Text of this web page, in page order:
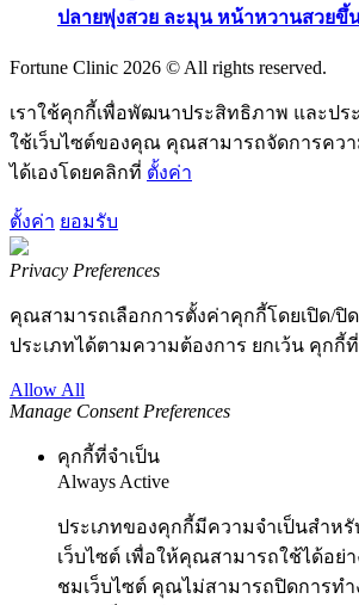
ปลายพุ่งสวย ละมุน หน้าหวานสวยขึ้
Fortune Clinic 2026 © All rights reserved.
เราใช้คุกกี้เพื่อพัฒนาประสิทธิภาพ และป
ใช้เว็บไซต์ของคุณ คุณสามารถจัดการคว
ได้เองโดยคลิกที่ ตั้งค่า
ตั้งค่า ยอมรับ
Privacy Preferences
คุณสามารถเลือกการตั้งค่าคุกกี้โดยเปิด/ปิ
ประเภทได้ตามความต้องการ ยกเว้น คุกกี้
Allow All
Manage Consent Preferences
คุกกี้ที่จำเป็น
Always Active
ประเภทของคุกกี้มีความจำเป็นสำห
เว็บไซต์ เพื่อให้คุณสามารถใช้ได้อย่า
ชมเว็บไซต์ คุณไม่สามารถปิดการท